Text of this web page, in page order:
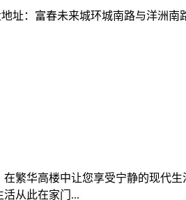
址：富春未来城环城南路与洋洲南
繁华高楼中让您享受宁静的现代
从此在家门...